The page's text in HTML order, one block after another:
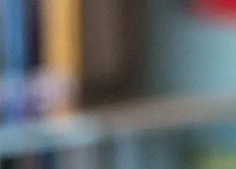
Zu den Social Media Links